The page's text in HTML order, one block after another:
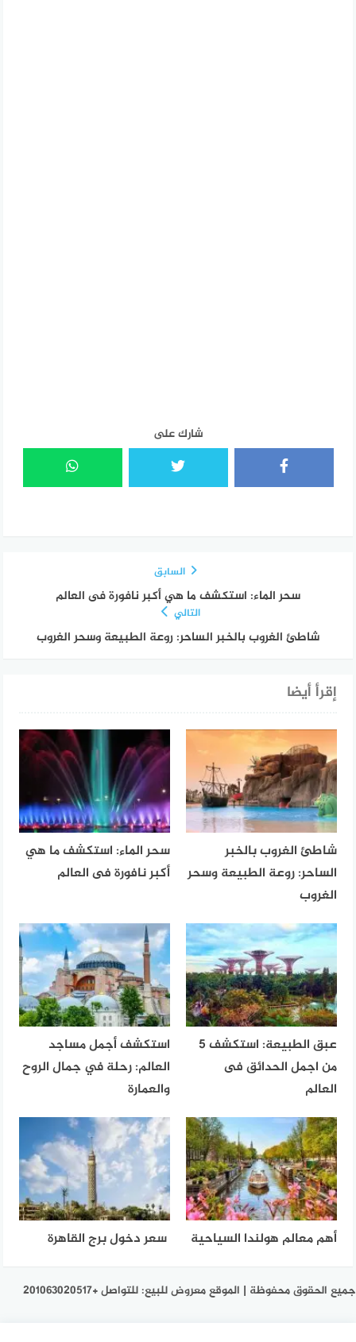
شارك على
السابق
سحر الماء: استكشف ما هي أكبر نافورة فى العالم
التالي
شاطئ الغروب بالخبر الساحر: روعة الطبيعة وسحر الغروب
إقرأ أيضا
شاطئ الغروب بالخبر
الساحر: روعة الطبيعة وسحر
الغروب
سحر الماء: استكشف ما هي
أكبر نافورة فى العالم
عبق الطبيعة: استكشف 5
من اجمل الحدائق فى
العالم
استكشف أجمل مساجد
العالم: رحلة في جمال الروح
والعمارة
أهم معالم هولندا السياحية سعر دخول برج القاهرة
جميع الحقوق محفوظة | الموقع معروض للبيع: للتواصل +201063020517